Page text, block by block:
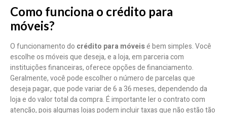
Como funciona o crédito para
móveis?
O funcionamento do crédito para móveisé bem simples. Você
escolhe os móveis que deseja, e a loja, em parceria com
instituições financeiras, oferece opções de financiamento.
Geralmente, você pode escolher o número de parcelas que
deseja pagar, que pode variar de 6 a 36 meses, dependendo da
loja e do valor total da compra. É importante ler o contrato com
atenção, pois algumas lojas podem incluir taxas que não estão tão